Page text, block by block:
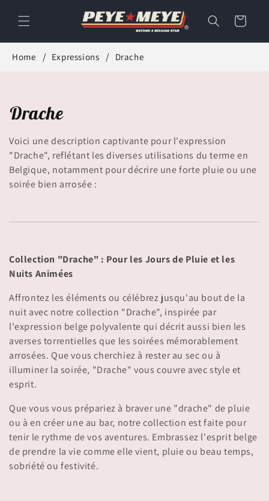
passer
au
Panier
Home Expressions Drache
C
o
l
l
c
t
i
o
n
:
Drache
Voici une description captivante pour l'expression
"Drache", reflétant les diverses utilisations du terme en
Belgique, notamment pour décrire une forte pluie ou une
soirée bien arrosée :
Collection "Drache" : Pour les Jours de Pluie et les
Nuits Animées
Affrontez les éléments ou célébrez jusqu'au bout de la
nuit avec notre collection "Drache", inspirée par
l'expression belge polyvalente qui décrit aussi bien les
averses torrentielles que les soirées mémorablement
arrosées. Que vous cherchiez à rester au sec ou à
illuminer la soirée, "Drache" vous couvre avec style et
esprit.
Que vous vous prépariez à braver une "drache" de pluie
ou à en créer une au bar, notre collection est faite pour
tenir le rythme de vos aventures. Embrassez l'esprit belge
de prendre la vie comme elle vient, pluie ou beau temps,
sobriété ou festivité.